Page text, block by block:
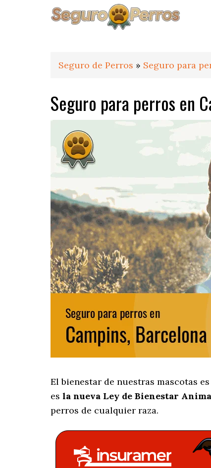
Seguro de Perros » Seguro para
Seguro para perros en
El bienestar de nuestras mascotas
es la nueva Ley de Bienestar
perros de cualquier raza.